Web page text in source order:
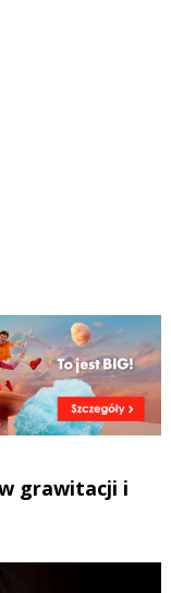
pandemii
Reddit Share
grawitacji i